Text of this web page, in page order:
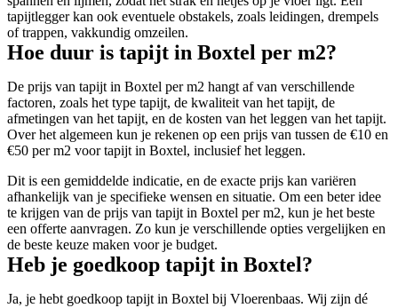
tapijtlegger kan ook eventuele obstakels, zoals leidingen, drempels
of trappen, vakkundig omzeilen.
Hoe duur is tapijt in Boxtel per m2?
De prijs van tapijt in Boxtel per m2 hangt af van verschillende
factoren, zoals het type tapijt, de kwaliteit van het tapijt, de
afmetingen van het tapijt, en de kosten van het leggen van het tapijt.
Over het algemeen kun je rekenen op een prijs van tussen de €10 en
€50 per m2 voor tapijt in Boxtel, inclusief het leggen.
Dit is een gemiddelde indicatie, en de exacte prijs kan variëren
afhankelijk van je specifieke wensen en situatie. Om een beter idee
te krijgen van de prijs van tapijt in Boxtel per m2, kun je het beste
een offerte aanvragen. Zo kun je verschillende opties vergelijken en
de beste keuze maken voor je budget.
Heb je goedkoop tapijt in Boxtel?
Ja, je hebt goedkoop tapijt in Boxtel bij Vloerenbaas. Wij zijn dé